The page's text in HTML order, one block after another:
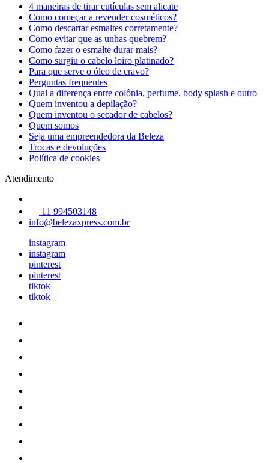
4 maneiras de tirar cutículas sem alicate
Como começar a revender cosméticos?
Como descartar esmaltes corretamente?
Como evitar que as unhas quebrem?
Como fazer o esmalte durar mais?
Como surgiu o cabelo loiro platinado?
Para que serve o óleo de cravo?
Perguntas frequentes
Qual a diferença entre colônia, perfume, body splash e outro
Quem inventou a depilação?
Quem inventou o secador de cabelos?
Quem somos
Seja uma empreendedora da Beleza
Trocas e devoluções
Política de cookies
Atendimento
11 994503148
info@belezaxpress.com.br
instagram
instagram
pinterest
pinterest
tiktok
tiktok